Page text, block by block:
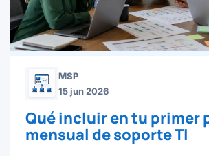
MSP
15 jun 2026
Qué incluir en tu primer
mensual de soporte TI